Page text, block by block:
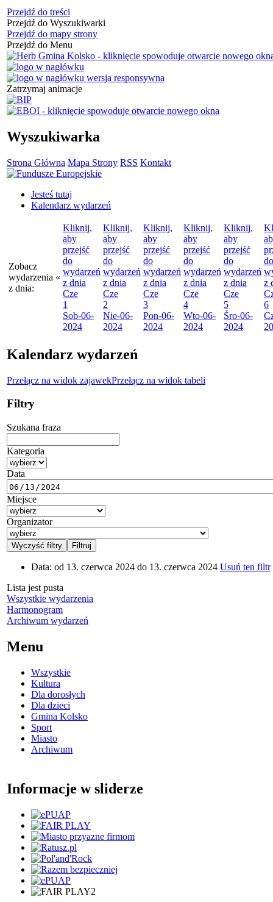
Przejdź do treści
Przejdź do Wyszukiwarki
Przejdź do mapy strony
Przejdź do Menu
Zatrzymaj animacje
Wyszukiwarka
Strona Główna Mapa Strony RSS Kontakt
Jesteś tutaj
Kalendarz wydarzeń
Zobacz
wydarzenia
z dnia:
«
Kliknij,
aby
przejść
do
wydarzeń
z dnia
Cze
1
Sob-06-
2024
Kliknij,
aby
przejść
do
wydarzeń
z dnia
Cze
2
Nie-06-
2024
Kliknij,
aby
przejść
do
wydarzeń
z dnia
Cze
3
Pon-06-
2024
Kliknij,
aby
przejść
do
wydarzeń
z dnia
Cze
4
Wto-06-
2024
Kliknij,
aby
przejść
do
wydarzeń
z dnia
Cze
5
Śro-06-
2024
do
z
6
Kalendarz wydarzeń
Przełącz na widok zajawekPrzełącz na widok tabeli
Filtry
Szukana fraza
Kategoria
Data
Miejsce
Organizator
Data: od 13. czerwca 2024 do 13. czerwca 2024 Usuń ten filtr
Lista jest pusta
Wszystkie wydarzenia
Harmonogram
Archiwum wydarzeń
Menu
Wszystkie
Kultura
Dla dorosłych
Dla dzieci
Gmina Kolsko
Sport
Miasto
Archiwum
Informacje w sliderze